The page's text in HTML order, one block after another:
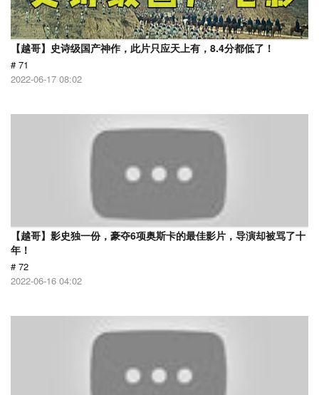
【越哥】史诗级国产神作，此片只应天上有，8.4分都低了！
# 71
2022-06-17 08:02
【越哥】影史独一份，豪夺6项奥斯卡的最佳影片，导演却被骂了十
年！
# 72
2022-06-16 04:02